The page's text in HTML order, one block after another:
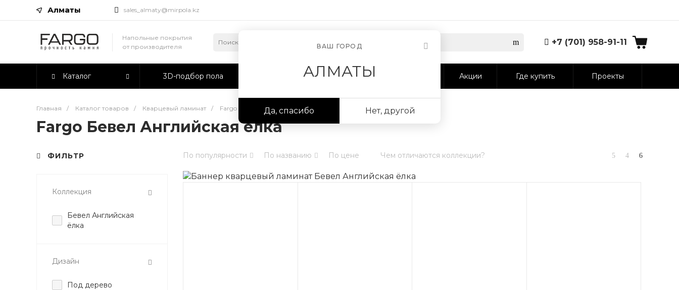
Алматы
ВАШ ГОРОД
АЛМАТЫ
Да, спасибо Нет, другой
sales_almaty@mirpola.kz
Напольные покрытия
от производителя
+7 (701) 958-91-11
Каталог 3D-подбор пола Сотрудничество Акции Где купить Проекты
Главная / Каталог товаров / Кварцевый ламинат / Fargo Бевел Английская ёлка
Fargo Бевел Английская ёлка
ФИЛЬТР
Коллекция
Бевел Английская
ёлка
Дизайн
Под дерево
По популярности По названию По цене Чем отличаются коллекции?